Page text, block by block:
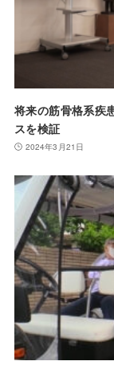
将来の筋骨格系疾
スを検証
2024年3月21日